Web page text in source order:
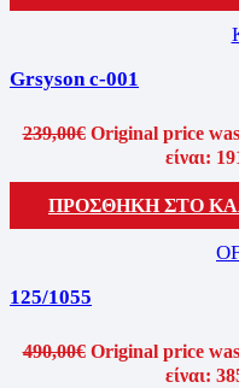
Grsyson c-001
239,00€ Original price
είναι:
ΠΡΟΣΘΉΚΗ ΣΤΟ
125/1055
490,00€ Original price
είναι: